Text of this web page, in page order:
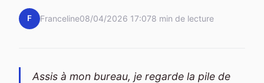
F Franceline08/04/2026 17:078 min de lecture
Assis à mon bureau, je regarde la pile de